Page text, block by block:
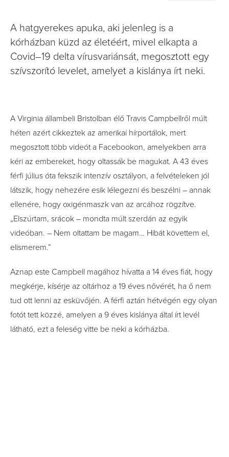
A hatgyerekes apuka, aki jelenleg is a
kórházban küzd az életéért, mivel elkapta a
Covid–19 delta vírusvariánsát, megosztott egy
szívszorító levelet, amelyet a kislánya írt neki.
A Virginia állambeli Bristolban élő Travis Campbellről múlt
héten azért cikkeztek az amerikai hírportálok, mert
megosztott több videót a Facebookon, amelyekben arra
kéri az embereket, hogy oltassák be magukat. A 43 éves
férfi július óta fekszik intenzív osztályon, a felvételeken jól
látszik, hogy nehezére esik lélegezni és beszélni – annak
ellenére, hogy oxigénmaszk van az arcához rögzítve.
„Elszúrtam, srácok – mondta múlt szerdán az egyik
videóban. – Nem oltattam be magam… Hibát követtem el,
elismerem.”
Aznap este Campbell magához hívatta a 14 éves fiát, hogy
megkérje, kísérje az oltárhoz a 19 éves nővérét, ha ő nem
tud ott lenni az esküvőjén. A férfi aztán hétvégén egy olyan
fotót tett közzé, amelyen a 9 éves kislánya által írt levél
látható, ezt a feleség vitte be neki a kórházba.